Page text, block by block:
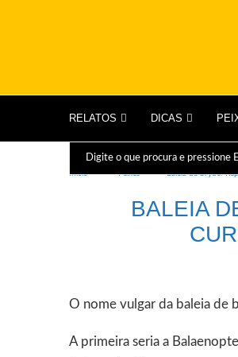
RELATOS DICAS
Início Peixes Baleia de bryde:
BALEIA
O nome vulgar da baleia de
A primeira seria a